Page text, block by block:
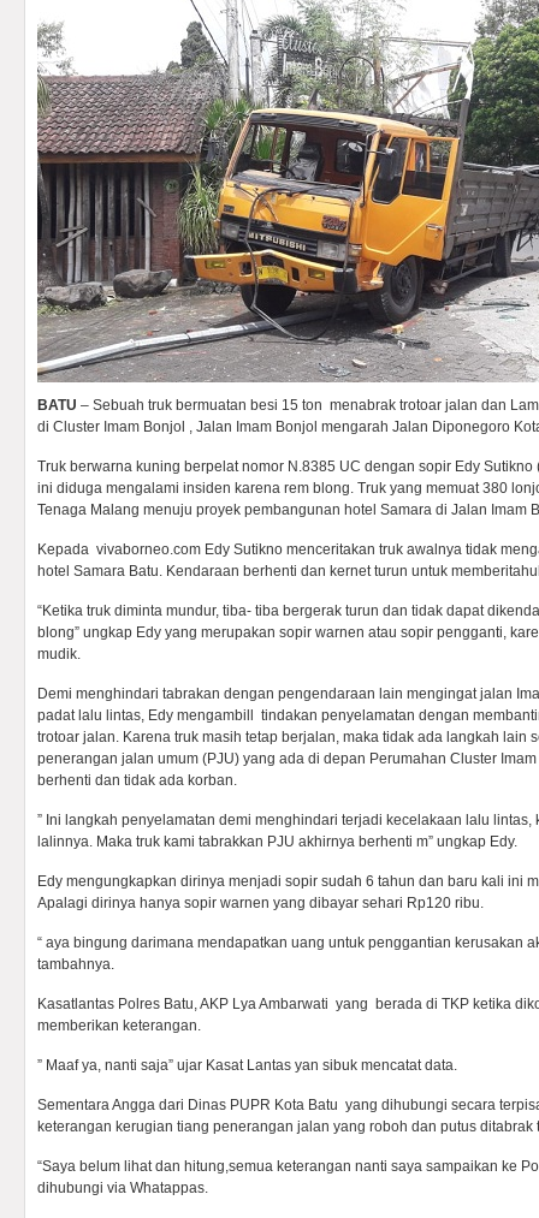
BATU – Sebuah truk bermuatan besi 15 ton menabrak trotoar jalan dan
di Cluster Imam Bonjol , Jalan Imam Bonjol mengarah Jalan Diponegoro
Truk berwarna kuning berpelat nomor N.8385 UC dengan sopir Edy
ini diduga mengalami insiden karena rem blong. Truk yang memuat 380
Tenaga Malang menuju proyek pembangunan hotel Samara di Jalan Imam
Kepada vivaborneo.com Edy Sutikno menceritakan truk awalnya tidak
hotel Samara Batu. Kendaraan berhenti dan kernet turun untuk
“Ketika truk diminta mundur, tiba- tiba bergerak turun dan tidak dapat
blong” ungkap Edy yang merupakan sopir warnen atau sopir pengganti,
mudik.
Demi menghindari tabrakan dengan pengendaraan lain mengingat jalan
padat lalu lintas, Edy mengambill tindakan penyelamatan dengan
trotoar jalan. Karena truk masih tetap berjalan, maka tidak ada langkah lain
penerangan jalan umum (PJU) yang ada di depan Perumahan Cluster
berhenti dan tidak ada korban.
” Ini langkah penyelamatan demi menghindari terjadi kecelakaan lalu lintas,
lalinnya. Maka truk kami tabrakkan PJU akhirnya berhenti m” ungkap Edy.
Edy mengungkapkan dirinya menjadi sopir sudah 6 tahun dan baru kali ini
Apalagi dirinya hanya sopir warnen yang dibayar sehari Rp120 ribu.
“ aya bingung darimana mendapatkan uang untuk penggantian kerusakan
tambahnya.
Kasatlantas Polres Batu, AKP Lya Ambarwati yang berada di TKP ketika
memberikan keterangan.
” Maaf ya, nanti saja” ujar Kasat Lantas yan sibuk mencatat data.
Sementara Angga dari Dinas PUPR Kota Batu yang dihubungi secara
keterangan kerugian tiang penerangan jalan yang roboh dan putus ditabrak
“Saya belum lihat dan hitung,semua keterangan nanti saya sampaikan ke
dihubungi via Whatappas.